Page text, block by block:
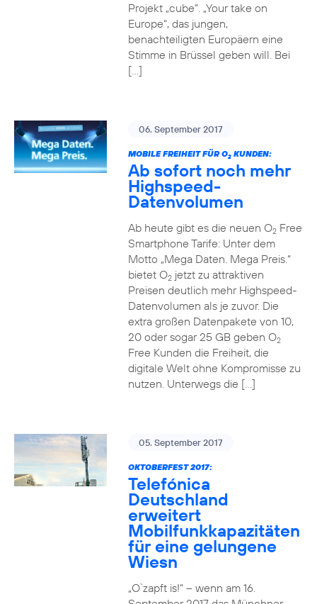
Projekt „cube“. „Your take on
Europe“, das jungen,
benachteiligten Europäern eine
Stimme in Brüssel geben will. Bei
[…]
06. September 2017
MOBILE FREIHEIT FÜR O2KUNDEN:
Ab sofort noch mehr
Highspeed-
Datenvolumen
Ab heute gibt es die neuen O2Free
Smartphone Tarife: Unter dem
Motto „Mega Daten. Mega Preis.“
bietet O2jetzt zu attraktiven
Preisen deutlich mehr Highspeed-
Datenvolumen als je zuvor. Die
extra großen Datenpakete von 10,
20 oder sogar 25 GB geben O2
Free Kunden die Freiheit, die
digitale Welt ohne Kompromisse zu
nutzen. Unterwegs die […]
05. September 2017
OKTOBERFEST 2017:
Telefónica
Deutschland
erweitert
Mobilfunkkapazitäten
für eine gelungene
Wiesn
„O`zapft is!“ – wenn am 16.